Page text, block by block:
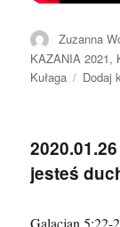
Autor
Zuzanna
KAZANIA 2021,
Kułaga
Dodaj
jesteś
Galacjan 5:22-